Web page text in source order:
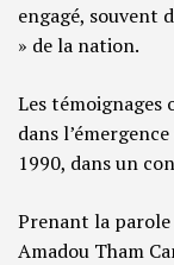
engagé, souvent
» de la nation.
Les
dans
1990, dans un
Prenant la parole
Amadou Tham